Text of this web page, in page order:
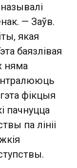
— Заўв.
якая
баязлівая
няма
фікцыя
пачнуцца
па лініі